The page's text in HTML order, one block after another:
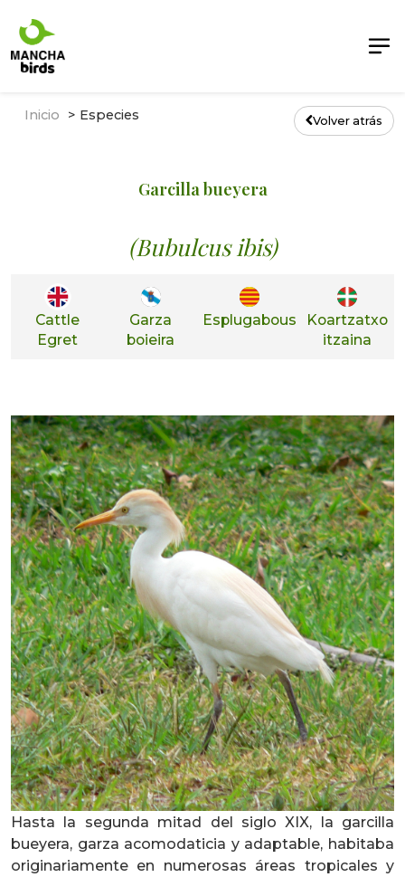
Inicio Especies Volver atrás
Garcilla bueyera
(Bubulcus ibis)
Cattle
Egret
Garza
boieira
Esplugabous
Koartzatxo
itzaina
Hasta la segunda mitad del siglo XIX, la garcilla
bueyera, garza acomodaticia y adaptable, habitaba
originariamente en numerosas áreas tropicales y